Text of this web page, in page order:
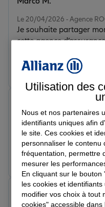
Le 20/04/2026 - Agence
Je souhaite partager
cette agence
été impressionné par
écoute et leur réactivité.
rapidement mes
parfaitement adaptées
chercher à me vendre des
est également
demande, j’obtiens
sent une vraie volonté
long terme, ce qui est
le domaine des assurances. Enfin, les
administratives sont
facilite grandement la
recommande vivement
recherchant un service
Prendre un RDV
Note de 5 sur 5
Le 17/04/2026 - Agence
Conseiller professionnel
Prendre un
Jarod L.
Utilisation des
Nous et nos partenaires
identifiants uniques afin
le site. Ces cookies et
personnaliser le contenu
fréquentation, permettre
mesurer les
En cliquant sur le
les cookies et
modifier vos choix à tout
cookies" accessible dans